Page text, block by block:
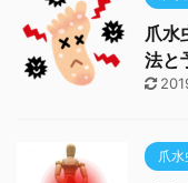
爪水
法と
爪